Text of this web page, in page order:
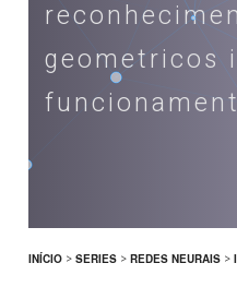
geometricos
INÍCIO > SERIES > REDES NEURAIS >